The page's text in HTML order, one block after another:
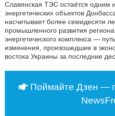
Славянская ТЭС остаётся одним
энергетических объектов
насчитывает более семидесяти
промышленного развития
энергетического комплекса —
изменения, произошедшие в
востока Украины за последние
Поймайте Дзен —